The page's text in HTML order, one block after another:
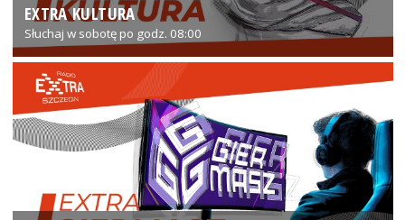
EXTRA KULTURA
Słuchaj w sobotę po godz. 08:00